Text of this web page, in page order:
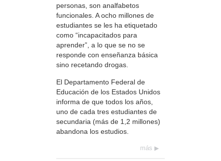
personas, son analfabetos
funcionales. A ocho millones de
estudiantes se les ha etiquetado
como “incapacitados para
aprender”, a lo que se no se
responde con enseñanza básica
sino recetando drogas.
El Departamento Federal de
Educación de los Estados Unidos
informa de que todos los años,
uno de cada tres estudiantes de
secundaria (más de 1,2 millones)
abandona los estudios.
más